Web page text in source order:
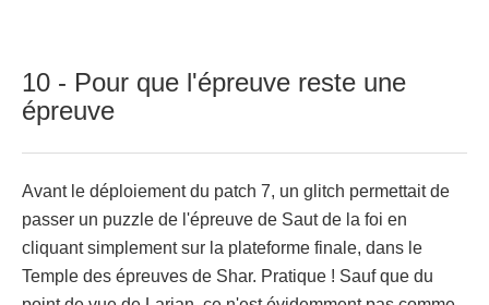
10 - Pour que l'épreuve reste une
épreuve
Avant le déploiement du patch 7, un glitch permettait de
passer un puzzle de l'épreuve de Saut de la foi en
cliquant simplement sur la plateforme finale, dans le
Temple des épreuves de Shar. Pratique ! Sauf que du